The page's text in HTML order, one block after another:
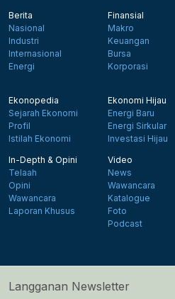
Berita
Nasional
Industri
Internasional
Energi
Finansial
Makro
Keuangan
Bursa
Korporasi
Ekonopedia
Sejarah Ekonomi
Profil
Istilah Ekonomi
Ekonomi Hijau
Energi Baru
Energi Sirkular
Investasi Hijau
In-Depth & Opini
Telaah
Opini
Wawancara
Laporan Khusus
Video
News
Wawancara
Katalogue
Foto
Podcast
Langganan Newsletter